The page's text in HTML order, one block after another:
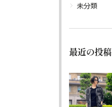
未分類
最近の投稿